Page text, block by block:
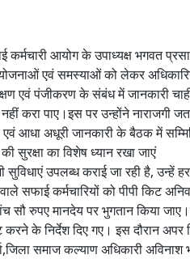
कर्मचारी आयोग के उपाध्यक्ष भगवत
एवं समस्याओं को लेकर
एवं पंजीकरण के संबंध में जानकारी
करा पाए।इस पर उन्होंने नाराजगी
एवं आधा अधूरी जानकारी के बैठक में
सुरक्षा का विशेष ध्यान रखा जाएं
सुविधाएं उपलब्ध कराई जा रही है,
सफाई कर्मचारियों को पीपी किट
सौ रुपए मानदेय पर भुगतान किया
के निर्देश दिए गए। इस दौरान अपर
समाज कल्याण अधिकारी अविनाश